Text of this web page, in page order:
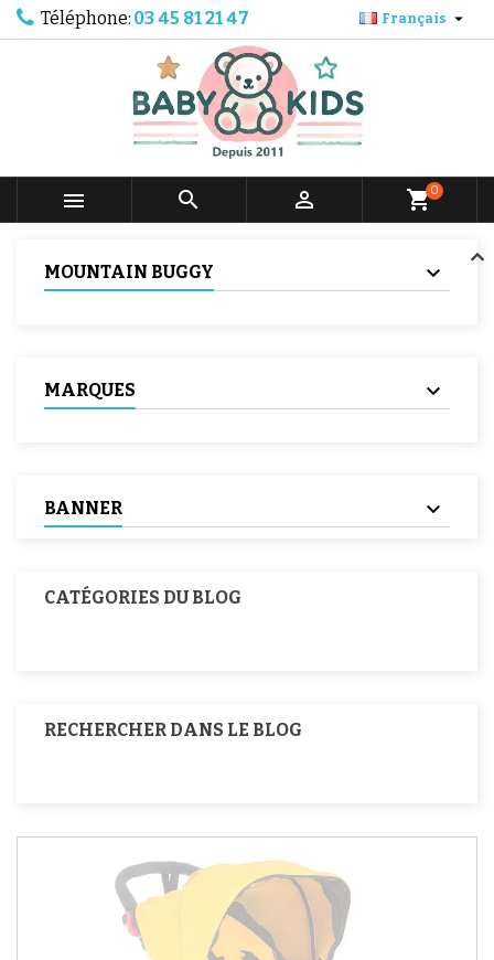
Téléphone: 03 45 81 21 47 Français 
   shopping_cart0
MOUNTAIN BUGGY
MARQUES
BANNER
CATÉGORIES DU BLOG
RECHERCHER DANS LE BLOG